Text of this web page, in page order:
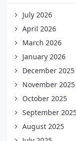
July 2026
April 2026
March 2026
January 2026
December 2025
November 2025
October 2025
September
August 2025